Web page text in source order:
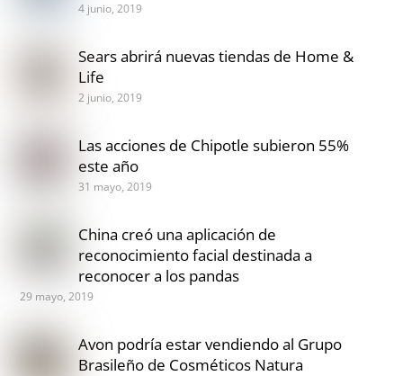
4 junio, 2019
Sears abrirá nuevas tiendas de Home &
Life
2 junio, 2019
Las acciones de Chipotle subieron 55%
este año
31 mayo, 2019
China creó una aplicación de
reconocimiento facial destinada a
reconocer a los pandas
29 mayo, 2019
Avon podría estar vendiendo al Grupo
Brasileño de Cosméticos Natura